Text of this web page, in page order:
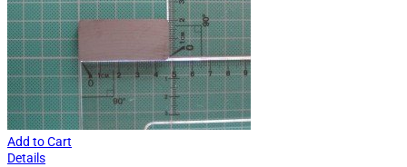
Add to Cart
Details